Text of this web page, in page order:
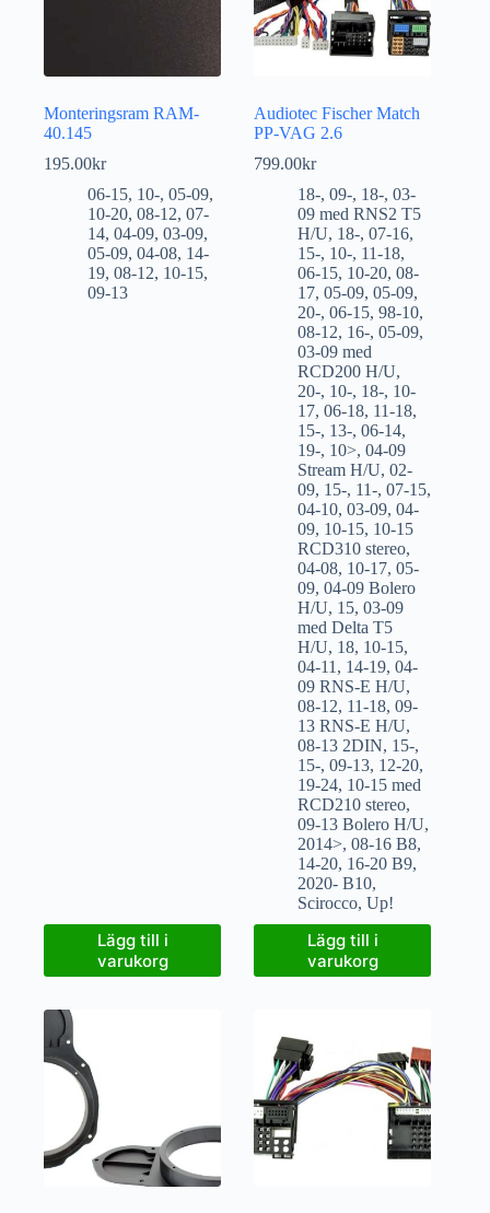
Monteringsram RAM-
40.145
195.00kr
06-15, 10-, 05-09,
10-20, 08-12, 07-
14, 04-09, 03-09,
05-09, 04-08, 14-
19, 08-12, 10-15,
09-13
Lägg till i
varukorg
Audiotec Fischer Match
PP-VAG 2.6
799.00kr
18-,09-, 18-,03-
09 med RNS2 T5
H/U, 18-,07-16,
15-, 10-, 11-18,
06-15, 10-20,08-
17,05-09,05-09,
20-,06-15,98-10,
08-12, 16-,05-09,
03-09 med
RCD200 H/U,
20-, 10-, 18-, 10-
17,06-18, 11-18,
15-, 13-,06-14,
19-, 10>,04-09
Stream H/U,02-
09, 15-, 11-,07-15,
04-10,03-09,04-
09, 10-15, 10-15
RCD310 stereo,
04-08, 10-17,05-
09,04-09 Bolero
H/U, 15,03-09
med Delta T5
H/U, 18, 10-15,
04-11 , 14-19,04-
09 RNS-E H/U,
08-12, 11-18,09-
13 RNS-E H/U,
08-13 2DIN, 15-,
15-,09-13, 12-20,
19-24, 10-15 med
RCD210 stereo,
09-13 Bolero H/U,
2014>,08-16 B8,
14-20, 16-20 B9,
2020- B10,
Scirocco,Up!
Lägg till i
varukorg